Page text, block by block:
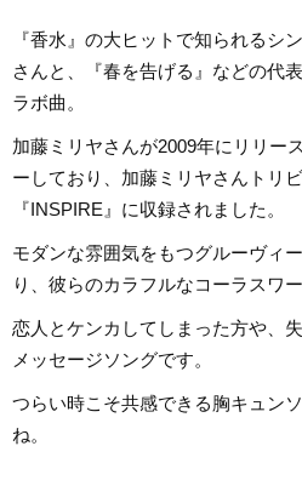
『香水』の大ヒットで知られるシ
さんと、『春を告げる』などの代
ラボ曲。
加藤ミリヤさんが2009年にリリー
ーしており、加藤ミリヤさんトリ
『INSPIRE』に収録されました。
モダンな雰囲気をもつグルーヴィ
り、彼らのカラフルなコーラスワ
恋人とケンカしてしまった方や、
メッセージソングです。
つらい時こそ共感できる胸キュン
ね。